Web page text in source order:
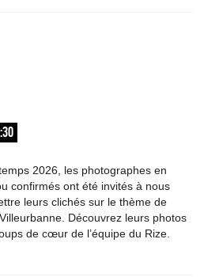
2026, les photographes en
confirmés ont été invités à nous
leurs clichés sur le thème de
Villeurbanne. Découvrez leurs photos
de cœur de l’équipe du Rize.